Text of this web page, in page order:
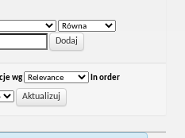
wg In order